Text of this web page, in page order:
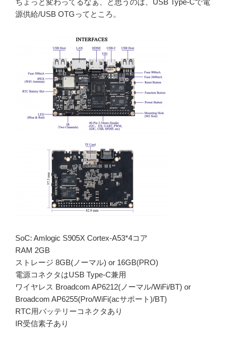
ちょっと変わってるなぁ、と思うのは、USB Type-Cで電
源供給/USB OTGってところ。
SoC: Amlogic S905X Cortex-A53*4コア
RAM 2GB
ストレージ 8GB(ノーマル) or 16GB(PRO)
電源コネクタはUSB Type-C兼用
ワイヤレス Broadcom AP6212(ノーマル/WiFi/BT) or
Broadcom AP6255(Pro/WiFi(acサポート)/BT)
RTC用バッテリーコネクタあり
IR受信素子あり